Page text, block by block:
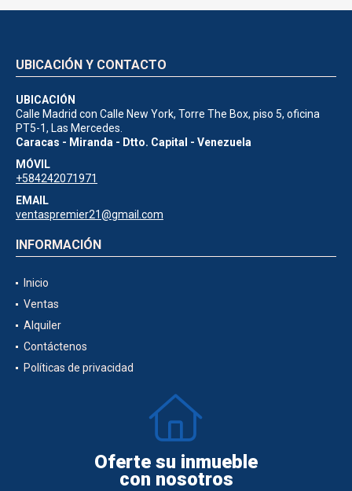
UBICACIÓN Y CONTACTO
UBICACIÓN
Calle Madrid con Calle New York, Torre The Box, piso 5, oficina
PT5-1, Las Mercedes.
Caracas - Miranda - Dtto. Capital - Venezuela
MÓVIL
+584242071971
EMAIL
ventaspremier21@gmail.com
INFORMACIÓN
Inicio
Ventas
Alquiler
Contáctenos
Políticas de privacidad
Oferte su inmueble
con nosotros